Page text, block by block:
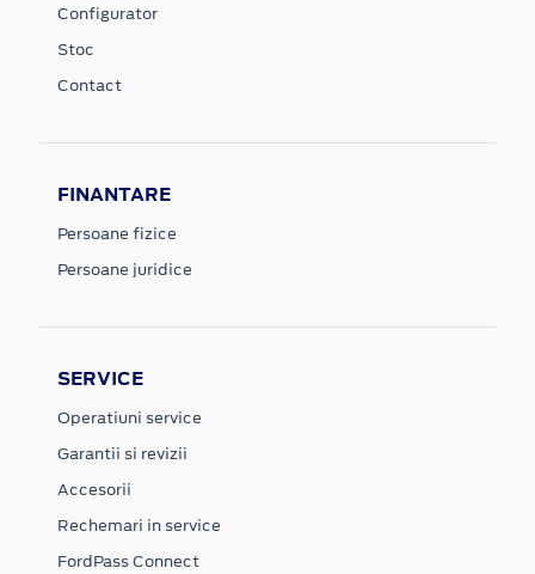
Configurator
Stoc
Contact
FINANTARE
Persoane fizice
Persoane juridice
SERVICE
Operatiuni service
Garantii si revizii
Accesorii
Rechemari in service
FordPass Connect